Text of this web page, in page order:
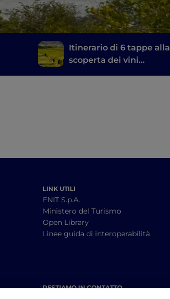
Itinerario di 6 tappe alla
scoperta dei vini
LINK UTILI
ENIT S.p.A.
Ministero del Turismo
Open Library
Linee guida di interoperabilità
RESTIAMO IN CONTATTO